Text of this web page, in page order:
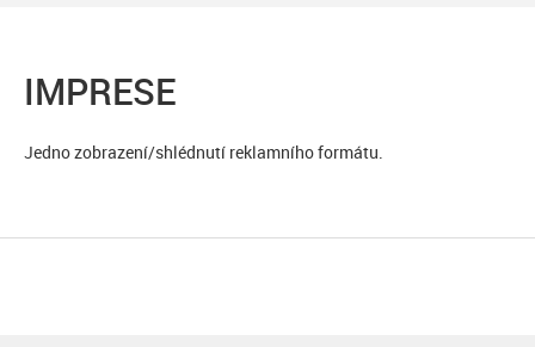
IMPRESE
Jedno zobrazení/shlédnutí reklamního formátu.